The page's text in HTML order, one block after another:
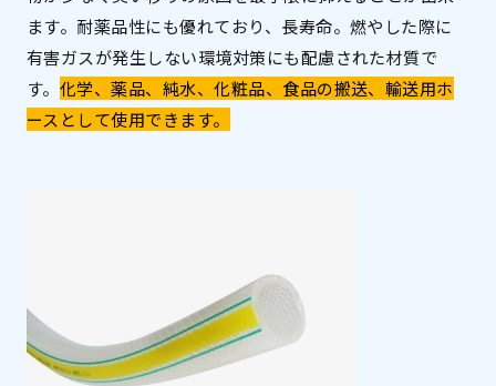
ます。耐薬品性にも優れており、長寿命。燃やした際に
有害ガスが発生しない環境対策にも配慮された材質で
す。 化学、薬品、純水、化粧品、食品の搬送、輸送用ホ
ースとして使用できます。